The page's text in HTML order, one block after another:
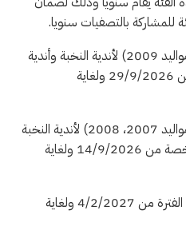
للمشاركة بالتصفيات سنويا.
انطلاق مباريات دوري تحت 18 (مواليد 2009) لأندية النخبة وأندية
الدرجات والأكاديميات المرخصة من 29/9/2026 ولغاية
انطلاق مباريات دوري تحت 20 (مواليد 2007، 2008) لأندية النخبة
وأندية الدرجات والأكاديميات المرخصة من 14/9/2026 ولغاية
بطولة كأس الأردن تحت 16 خلال الفترة من 4/2/2027 ولغاية